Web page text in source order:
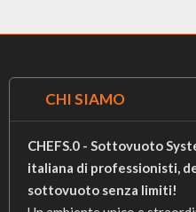
CHI SIAMO
CHEFS.0 - Sottovuoto
italiana di professionisti,
sottovuoto senza limiti!